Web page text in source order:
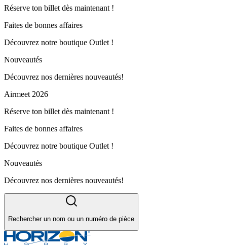
Réserve ton billet dès maintenant !
Faites de bonnes affaires
Découvrez notre boutique Outlet !
Nouveautés
Découvrez nos dernières nouveautés!
Airmeet 2026
Réserve ton billet dès maintenant !
Faites de bonnes affaires
Découvrez notre boutique Outlet !
Nouveautés
Découvrez nos dernières nouveautés!
Rechercher un nom ou un numéro de pièce